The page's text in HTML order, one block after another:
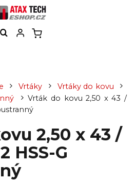
Vrtáky
Vrtáky do kovu
Vrták do kovu 2,50 x 43 /
2,50 x 43 /
HSS-G